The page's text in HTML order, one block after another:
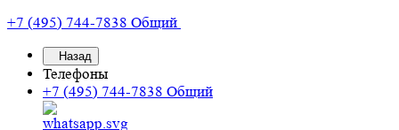
+7 (495) 744-7838 Общий
Назад
Телефоны
+7 (495) 744-7838 Общий